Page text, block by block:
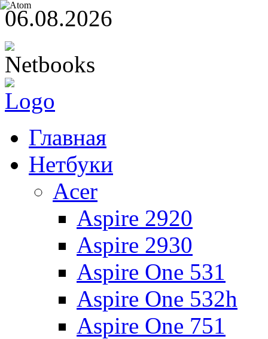
06.08.2026
Главная
Нетбуки
Acer
Aspire 2920
Aspire 2930
Aspire One 531
Aspire One 532h
Aspire One 751